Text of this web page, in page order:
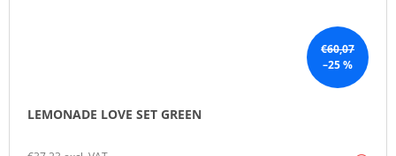
€60,07
–25 %
LEMONADE LOVE SET GREEN